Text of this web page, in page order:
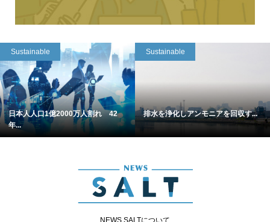
Sustainable
日本人人口1億2000万人割れ 42
年...
Sustainable
排水を浄化しアンモニアを回収す...
NEWS SALTについて